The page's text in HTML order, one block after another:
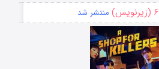
۶ (زیرنویس) منتشر شد